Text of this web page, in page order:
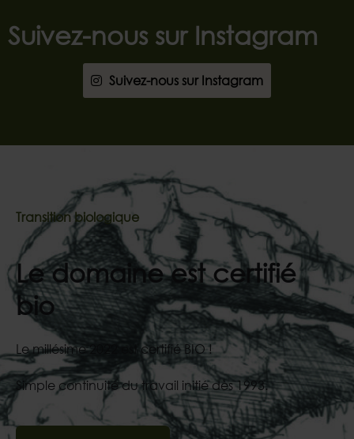
Suivez-nous sur Instagram
Suivez-nous sur Instagram
Transition biologique
Le domaine est certifié
bio
Le millésime 2022 est certifié BIO !
Simple continuité du travail initié dès 1993.